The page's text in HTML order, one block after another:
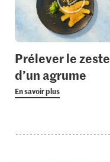
Prélever le zeste
d’un agrume
En savoir plus